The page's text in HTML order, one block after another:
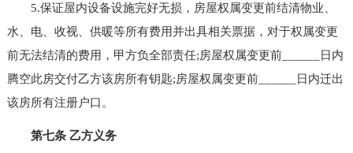
5.保证屋内设备设施完好无损，房屋权属变更前结清物业、
水、电、收视、供暖等所有费用并出具相关票据，对于权属变更
前无法结清的费用，甲方负全部责任;房屋权属变更前______日内
腾空此房交付乙方该房所有钥匙;房屋权属变更前______日内迁出
该房所有注册户口。
第七条 乙方义务